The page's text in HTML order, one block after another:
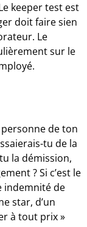
keeper test est
doit faire sien
Le
sur le
de ton
tu de la
la démission,
? Si c’est le
indemnité de
star, d’un
à tout prix »